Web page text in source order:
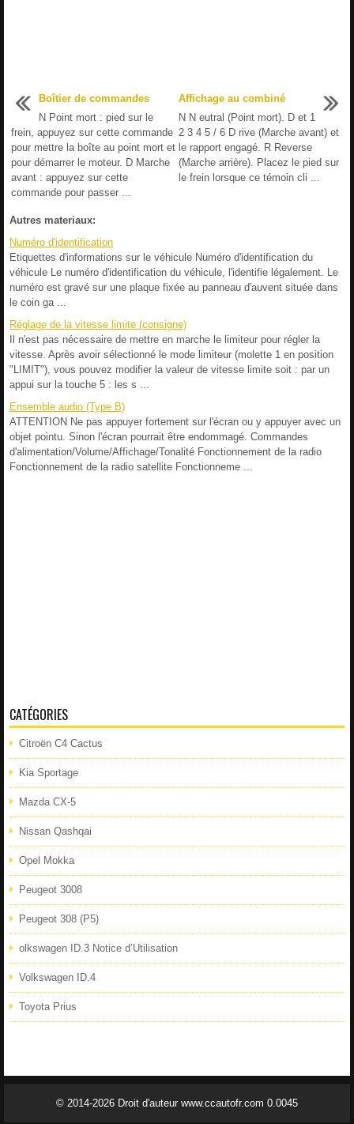
Boîtier de commandes
N Point mort : pied sur le
frein, appuyez sur cette commande
pour mettre la boîte au point mort et
pour démarrer le moteur. D Marche
avant : appuyez sur cette
commande pour passer ...
Affichage au combiné
N N eutral (Point mort). D et 1
2 3 4 5 / 6 D rive (Marche avant) et
le rapport engagé. R Reverse
(Marche arrière). Placez le pied sur
le frein lorsque ce témoin cli ...
Autres materiaux:
Numéro d'identification
Etiquettes d'informations sur le véhicule Numéro d'identification du
véhicule Le numéro d'identification du véhicule, l'identifie légalement. Le
numéro est gravé sur une plaque fixée au panneau d'auvent située dans
le coin ga ...
Réglage de la vitesse limite (consigne)
Il n'est pas nécessaire de mettre en marche le limiteur pour régler la
vitesse. Après avoir sélectionné le mode limiteur (molette 1 en position
"LIMIT"), vous pouvez modifier la valeur de vitesse limite soit : par un
appui sur la touche 5 : les s ...
Ensemble audio (Type B)
ATTENTION Ne pas appuyer fortement sur l'écran ou y appuyer avec un
objet pointu. Sinon l'écran pourrait être endommagé. Commandes
d'alimentation/Volume/Affichage/Tonalité Fonctionnement de la radio
Fonctionnement de la radio satellite Fonctionneme ...
CATÉGORIES
Citroën C4 Cactus
Kia Sportage
Mazda CX-5
Nissan Qashqai
Opel Mokka
Peugeot 3008
Peugeot 308 (P5)
olkswagen ID.3 Notice d’Utilisation
Volkswagen ID.4
Toyota Prius
© 2014-2026 Droit d'auteur www.ccautofr.com 0.0045